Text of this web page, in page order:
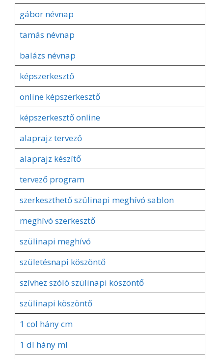
gábor névnap
tamás névnap
balázs névnap
képszerkesztő
online képszerkesztő
képszerkesztő online
alaprajz tervező
alaprajz készítő
tervező program
szerkeszthető szülinapi meghívó sablon
meghívó szerkesztő
szülinapi meghívó
születésnapi köszöntő
szívhez szóló szülinapi köszöntő
szülinapi köszöntő
1 col hány cm
1 dl hány ml